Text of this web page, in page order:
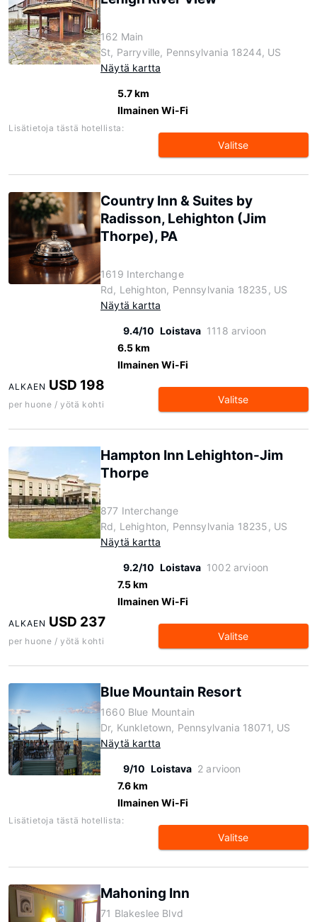
162 Main
St, Parryville, Pennsylvania 18244, US
Näytä kartta
5.7 km
Ilmainen Wi-Fi
Lisätietoja tästä hotellista:
Valitse
Country Inn & Suites by
Radisson, Lehighton (Jim
Thorpe), PA
1619 Interchange
Rd, Lehighton, Pennsylvania 18235, US
Näytä kartta
9.4/10 Loistava 1118 arvioon
6.5 km
Ilmainen Wi-Fi
ALKAEN USD 198
per huone / yötä kohti Valitse
Hampton Inn Lehighton-Jim
Thorpe
877 Interchange
Rd, Lehighton, Pennsylvania 18235, US
Näytä kartta
9.2/10 Loistava 1002 arvioon
7.5 km
Ilmainen Wi-Fi
ALKAEN USD 237
per huone / yötä kohti Valitse
Blue Mountain Resort
1660 Blue Mountain
Dr, Kunkletown, Pennsylvania 18071, US
Näytä kartta
9/10 Loistava 2 arvioon
7.6 km
Ilmainen Wi-Fi
Lisätietoja tästä hotellista:
Valitse
Mahoning Inn
71 Blakeslee Blvd